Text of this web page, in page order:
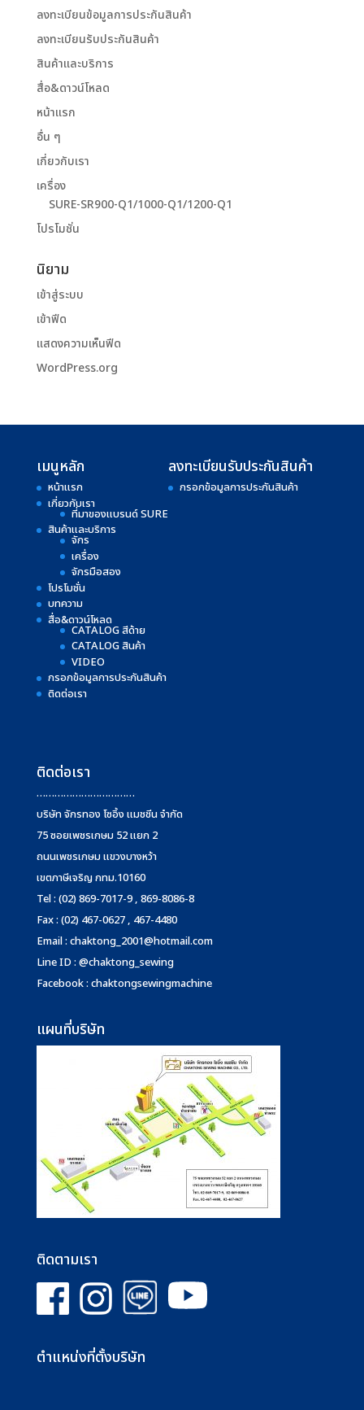
ลงทะเบียนข้อมูลการประกันสินค้า
ลงทะเบียนรับประกันสินค้า
สินค้าและบริการ
สื่อ&ดาวน์โหลด
หน้าแรก
อื่น ๆ
เกี่ยวกับเรา
เครื่อง
SURE-SR900-Q1/1000-Q1/1200-Q1
โปรโมชั่น
นิยาม
เข้าสู่ระบบ
เข้าฟีด
แสดงความเห็นฟีด
WordPress.org
เมนูหลัก
หน้าแรก
เกี่ยวกับเรา
ที่มาของแบรนด์ SURE
สินค้าและบริการ
จักร
เครื่อง
จักรมือสอง
โปรโมชั่น
บทความ
สื่อ&ดาวน์โหลด
CATALOG สีด้าย
CATALOG สินค้า
VIDEO
กรอกข้อมูลการประกันสินค้า
ติดต่อเรา
ลงทะเบียนรับประกันสินค้า
กรอกข้อมูลการประกันสินค้า
ติดต่อเรา
……………………………
บริษัท จักรทอง โซอิ้ง แมชชีน จำกัด
75 ซอยเพชรเกษม 52 แยก 2
ถนนเพชรเกษม แขวงบางหว้า
เขตภาษีเจริญ กทม.10160
Tel : (02) 869-7017-9 , 869-8086-8
Fax : (02) 467-0627 , 467-4480
Email : chaktong_2001@hotmail.com
Line ID : @chaktong_sewing
Facebook : chaktongsewingmachine
แผนที่บริษัท
ติดตามเรา
ตำแหน่งที่ตั้งบริษัท